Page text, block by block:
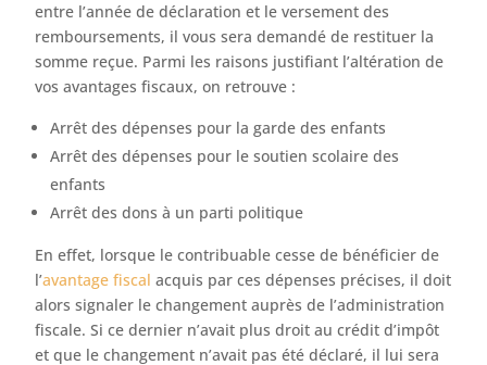
entre l’année de déclaration et le versement des
remboursements, il vous sera demandé de restituer la
somme reçue. Parmi les raisons justifiant l’altération de
vos avantages fiscaux, on retrouve :
Arrêt des dépenses pour la garde des enfants
Arrêt des dépenses pour le soutien scolaire des
enfants
Arrêt des dons à un parti politique
En effet, lorsque le contribuable cesse de bénéficier de
l’avantage fiscal acquis par ces dépenses précises, il doit
alors signaler le changement auprès de l’administration
fiscale. Si ce dernier n’avait plus droit au crédit d’impôt
et que le changement n’avait pas été déclaré, il lui sera